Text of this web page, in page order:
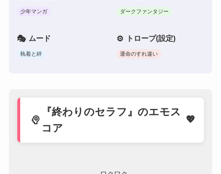
少年マンガ ダークファンタジー
ムード
執着と絆
トロープ(設定)
運命のすれ違い
psychology
『終わりのセラフ』のエモス
コア